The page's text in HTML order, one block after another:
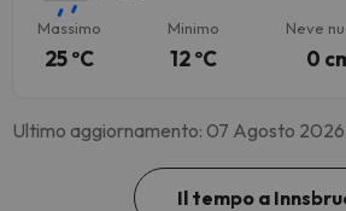
Massimo
25 ºC
Minimo
12 ºC
Neve
0
Ultimo aggiornamento: 07 Agosto 2026
Il tempo a